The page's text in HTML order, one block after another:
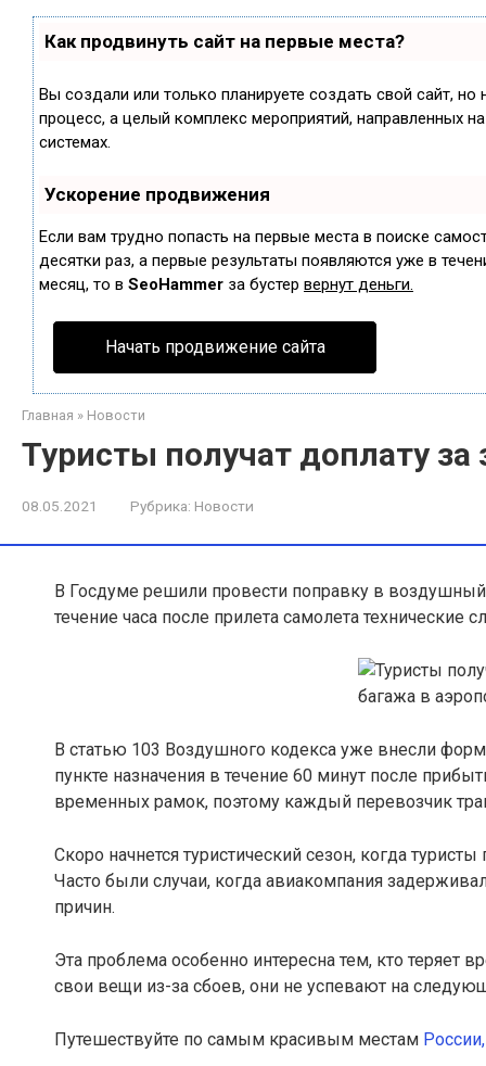
Как продвинуть сайт на первые места?
Вы создали или только планируете создать свой сайт,
процесс, а целый комплекс мероприятий, направленных
системах.
Ускорение продвижения
Если вам трудно попасть на первые места в поиске
десятки раз, а первые результаты появляются уже в
месяц, то в SeoHammer за бустер вернут деньги.
Начать продвижение сайта
Главная » Новости
Туристы получат доплату
08.05.2021 Рубрика: Новости
В Госдуме решили провести поправку в воздушный
течение часа после прилета самолета
В статью 103 Воздушного кодекса уже внесли
пункте назначения в течение 60 минут после
временных рамок, поэтому каждый перевозчик
Скоро начнется туристический сезон, когда
Часто были случаи, когда авиакомпания
причин.
Эта проблема особенно интересна тем, кто теряет
свои вещи из-за сбоев, они не успевают на
Путешествуйте по самым красивым местам России,